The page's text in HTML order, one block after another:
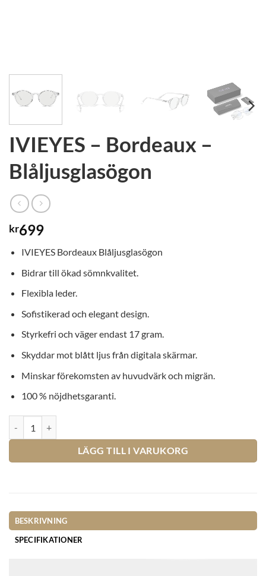
IVIEYES – Bordeaux –
Blåljusglasögon
kr699
IVIEYES Bordeaux Blåljusglasögon
Bidrar till ökad sömnkvalitet.
Flexibla leder.
Sofistikerad och elegant design.
Styrkefri och väger endast 17 gram.
Skyddar mot blått ljus från digitala skärmar.
Minskar förekomsten av huvudvärk och migrän.
100 % nöjdhetsgaranti.
LÄGG TILL I VARUKORG
BESKRIVNING
SPECIFIKATIONER